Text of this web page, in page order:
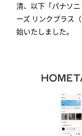
清、以下「パナソ
ーズ リンクプラス
始いたしました。